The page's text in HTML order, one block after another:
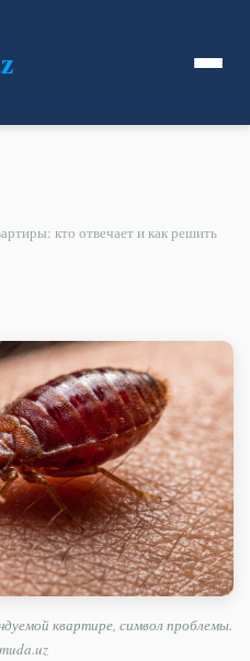
кто отвечает и как решить
квартире, символ проблемы.